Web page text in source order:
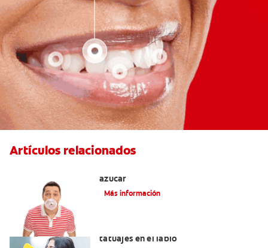
Artículos relacionados
azúcar
Más información
tatuajes en el labio